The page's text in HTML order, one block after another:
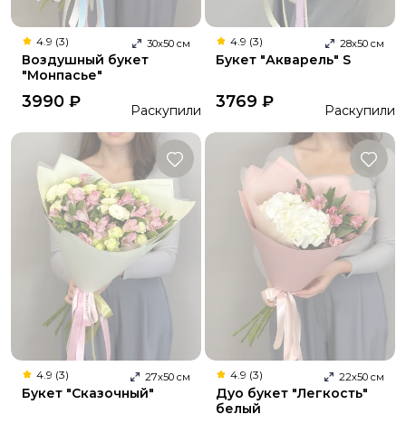
4.9 (3) 30х50 см
Воздушный букет
"Монпасье"
3990 ₽ Раскупили
4.9 (3) 28х50 см
Букет "Акварель" S
3769 ₽ Раскупили
4.9 (3) 27х50 см
Букет "Сказочный"
4.9 (3) 22х50 см
Дуо букет "Легкость"
белый